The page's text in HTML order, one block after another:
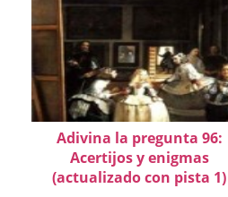
Adivina la pregunta 96:
Acertijos y enigmas
(actualizado con pista 1)